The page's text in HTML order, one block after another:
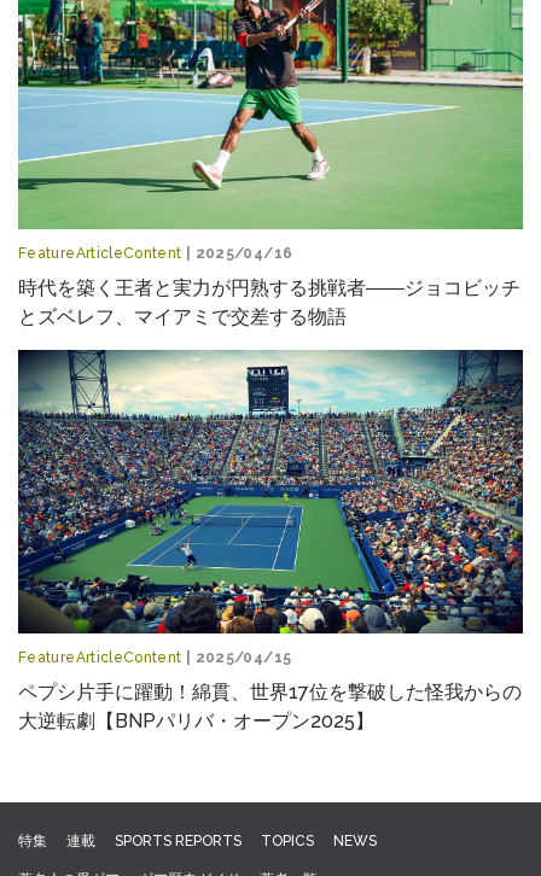
FeatureArticleContent | 2025/04/16
時代を築く王者と実力が円熟する挑戦者――ジョコビッチ
とズベレフ、マイアミで交差する物語
FeatureArticleContent | 2025/04/15
ペプシ片手に躍動！綿貫、世界17位を撃破した怪我からの
大逆転劇【BNPパリバ・オープン2025】
特集 連載 SPORTS REPORTS TOPICS NEWS